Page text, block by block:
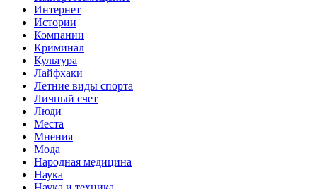
Интернет
Истории
Компании
Криминал
Культура
Лайфхаки
Летние виды спорта
Личный счет
Люди
Места
Мнения
Мода
Народная медицина
Наука